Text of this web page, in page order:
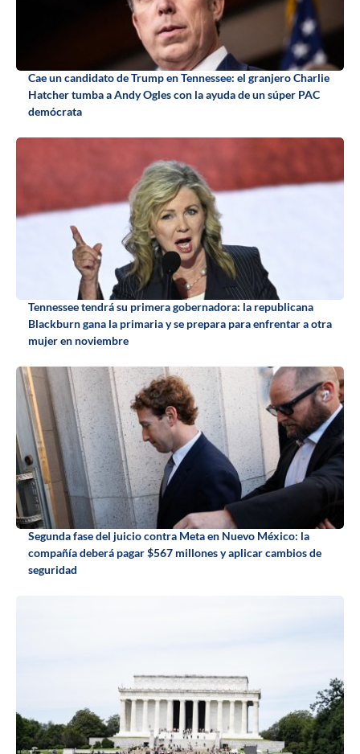
Cae un candidato de Trump en Tennessee: el granjero Charlie
Hatcher tumba a Andy Ogles con la ayuda de un súper PAC
demócrata
Tennessee tendrá su primera gobernadora: la republicana
Blackburn gana la primaria y se prepara para enfrentar a otra
mujer en noviembre
Segunda fase del juicio contra Meta en Nuevo México: la
compañía deberá pagar $567 millones y aplicar cambios de
seguridad